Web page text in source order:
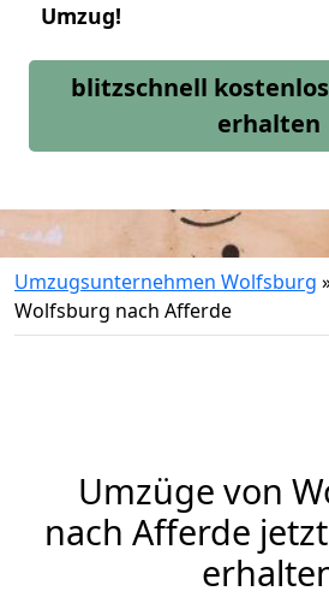
Umzug!
blitzschnell
erhalten
Umzugsunternehmen Wolfsburg
Wolfsburg nach Afferde
Umzüge von
nach Afferde